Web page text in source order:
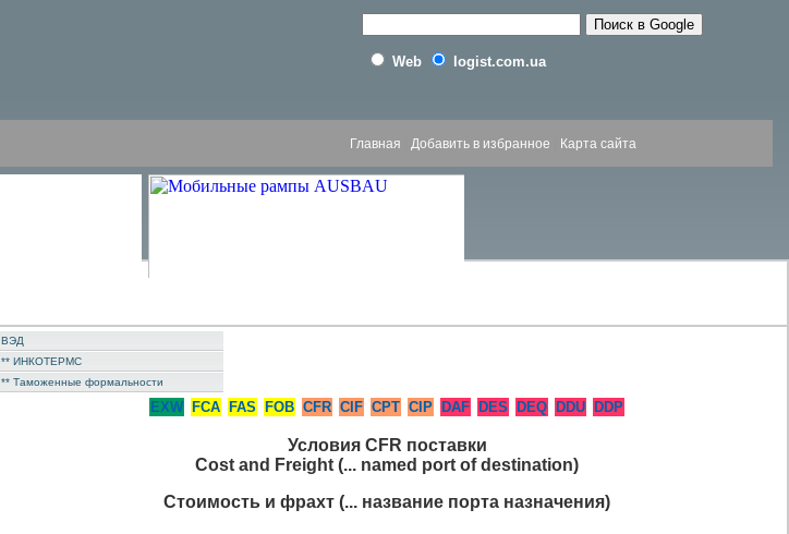
Web logist.com.ua
Главная Добавить в избранное Карта сайта
ВЭД
** ИНКОТЕРМС
** Таможенные формальности
EXW FCA FAS FOB CFR CIF CPT CIP DAF DES DEQ DDU DDP
Условия CFR поставки
Cost and Freight (... named port of destination)
Стоимость и фрахт (... название порта назначения)